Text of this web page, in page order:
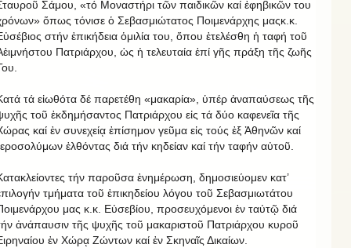
Σάμου, «τό Μοναστήρι τῶν παιδικῶν καί ἐφηβικῶν του
ὅπως τόνισε ὁ Σεβασμιώτατος Ποιμενάρχης μαςκ.κ.
στήν ἐπικήδεια ὁμιλία του, ὅπου ἐτελέσθη ἡ ταφή τοῦ
Πατριάρχου, ὡς ἡ τελευταία ἐπί γῆς πράξη τῆς ζωῆς
τά εἰωθότα δέ παρετέθη «μακαρία», ὑπέρ ἀναπαύσεως τῆς
τοῦ ἐκδημήσαντος Πατριάρχου εἰς τά δύο καφενεῖα τῆς
καί ἐν συνεχείᾳ ἐπίσημον γεῦμα εἰς τούς ἐξ Ἀθηνῶν καί
ἐλθόντας διά τήν κηδείαν καί τήν ταφήν αὐτοῦ.
τήν παροῦσα ἐνημέρωση, δημοσιεύομεν κατ’
τμήματα τοῦ ἐπικηδείου λόγου τοῦ Σεβασμιωτάτου
μας κ.κ. Εὐσεβίου, προσευχόμενοι ἐν ταὐτῷ διά
ἀνάπαυσιν τῆς ψυχῆς τοῦ μακαριστοῦ Πατριάρχου κυροῦ
ἐν Χώρᾳ Ζώντων καί ἐν Σκηναῖς Δικαίων.